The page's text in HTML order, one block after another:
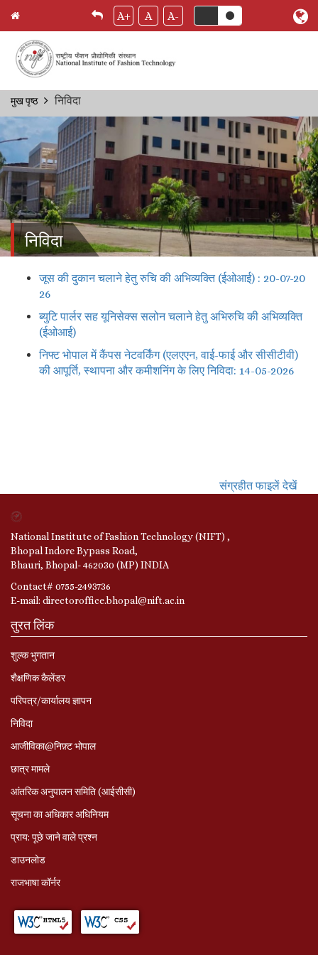
Skip
main
content
A+ A A-
Breadcrumb
मुख पृष्ठ निविदा
निविदा
जूस की दुकान चलाने हेतु रुचि की अभिव्यक्ति (ईओआई) : 20-07-20
26
ब्युटि पार्लर सह यूनिसेक्स सलोन चलाने हेतु अभिरुचि की अभिव्यक्ति
(ईओआई)
निफ्ट भोपाल में कैंपस नेटवर्किंग (एलएएन, वाई-फाई और सीसीटीवी)
की आपूर्ति, स्थापना और कमीशनिंग के लिए निविदा: 14-05-2026
संग्रहीत फाइलें देखें
National Institute of Fashion Technology (NIFT) ,
Bhopal Indore Bypass Road,
Bhauri, Bhopal- 462030 (MP) INDIA
Contact# 0755-2493736
E-mail: directoroffice.bhopal@nift.ac.in
तुरत लिंक
शुल्क भुगतान
शैक्षणिक कैलेंडर
परिपत्र/कार्यालय ज्ञापन
निविदा
आजीविका@निफ़्ट भोपाल
छात्र मामले
आंतरिक अनुपालन समिति (आईसीसी)
सूचना का अधिकार अधिनियम
प्राय: पूछे जाने वाले प्रश्‍न
डाउनलोड
राजभाषा कॉर्नर